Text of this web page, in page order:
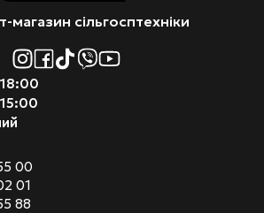
магазин сільгосптехніки
00
01
88